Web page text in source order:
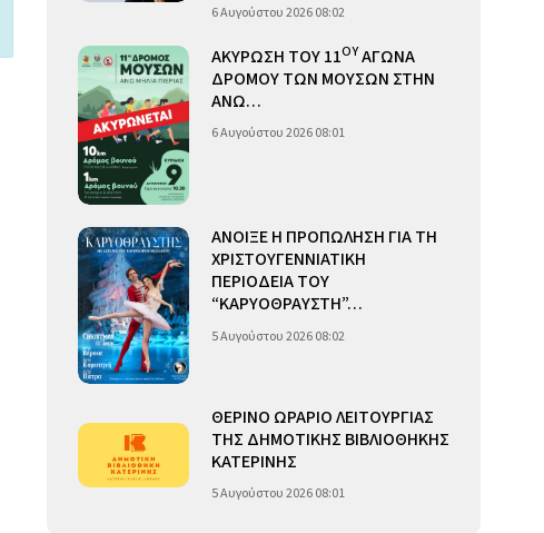
6 Αυγούστου 2026 08:02
ΑΚΥΡΩΣΗ ΤΟΥ 11ΟΥΑΓΩΝΑ
ΔΡΟΜΟΥ ΤΩΝ ΜΟΥΣΩΝ ΣΤΗΝ
ΑΝΩ…
6 Αυγούστου 2026 08:01
ΑΝΟΙΞΕ Η ΠΡΟΠΩΛΗΣΗ ΓΙΑ ΤΗ
ΧΡΙΣΤΟΥΓΕΝΝΙΑΤΙΚΗ
ΠΕΡΙΟΔΕΙΑ ΤΟΥ
“ΚΑΡΥΟΘΡΑΥΣΤΗ”…
5 Αυγούστου 2026 08:02
ΘΕΡΙΝΟ ΩΡΑΡΙΟ ΛΕΙΤΟΥΡΓΙΑΣ
ΤΗΣ ΔΗΜΟΤΙΚΗΣ ΒΙΒΛΙΟΘΗΚΗΣ
ΚΑΤΕΡΙΝΗΣ
5 Αυγούστου 2026 08:01